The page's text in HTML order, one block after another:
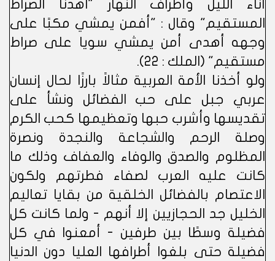
آناء الليل وأطراف النهار "اهدنا الصراط
المستقيم" وقال : "أفمن يمشي مكبًا على
وجهه أهدى أمن يمشي سويا على صراط
مستقيم" (الملك : 22).
ولو أخذنا الأمة العربية مثالاً بارزًا لحال إنسان
عربي جبل على حب الفضائل ونشأ على
تقديسها وأشرب حبها وتعظيمها كحب الكرم
وصلة الرحم والشجاعة والنجدة ونصرة
المظلوم والصدق والوفاء والعفاف وذلك ما
كانت عليه العرب لصفاء فطرتهم ولكون
الاعتصام بالفضائل الخلقية من بقايا تعاليم
الخليل جد الحجازيين إلا أنهم - ولما كانت كل
فضيلة وسطًا بين طرفين - أمعنوا في كل
فضيلة حتى بلغوا أطرافها العليا دون الدنيا